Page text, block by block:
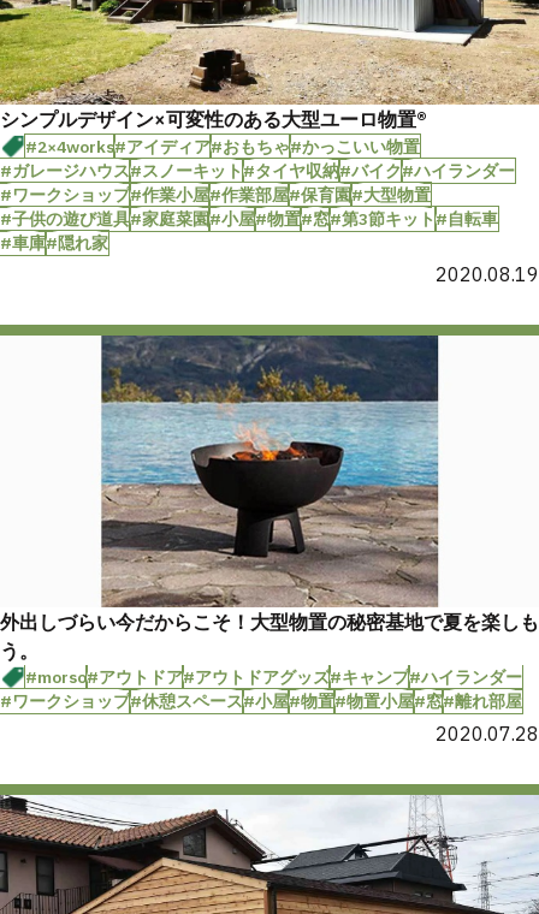
シンプルデザイン×可変性のある大型ユーロ物置®︎
#2×4works#アイディア#おもちゃ#かっこいい物置
#ガレージハウス#スノーキット#タイヤ収納#バイク#ハイランダー
#ワークショップ#作業小屋#作業部屋#保育園#大型物置
#子供の遊び道具#家庭菜園#小屋#物置#窓#第3節キット#自転車
#車庫#隠れ家
2020.08.19
外出しづらい今だからこそ！大型物置の秘密基地で夏を楽しも
う。
#morso#アウトドア#アウトドアグッズ#キャンプ#ハイランダー
#ワークショップ#休憩スペース#小屋#物置#物置小屋#窓#離れ部屋
2020.07.28